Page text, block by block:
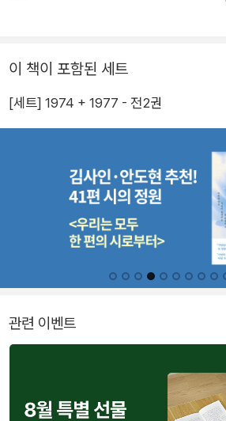
이 책이 포함된 세트
[세트] 1974 + 1977 - 전2권
관련 이벤트